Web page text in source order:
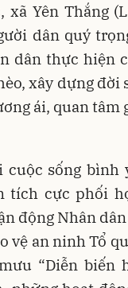
Yên Thắng
dân quý
dân thực hiện
xây dựng đời
ái, quan tâm
sống bình
tích cực phối
động Nhân
vệ an ninh Tổ
“Diễn biến